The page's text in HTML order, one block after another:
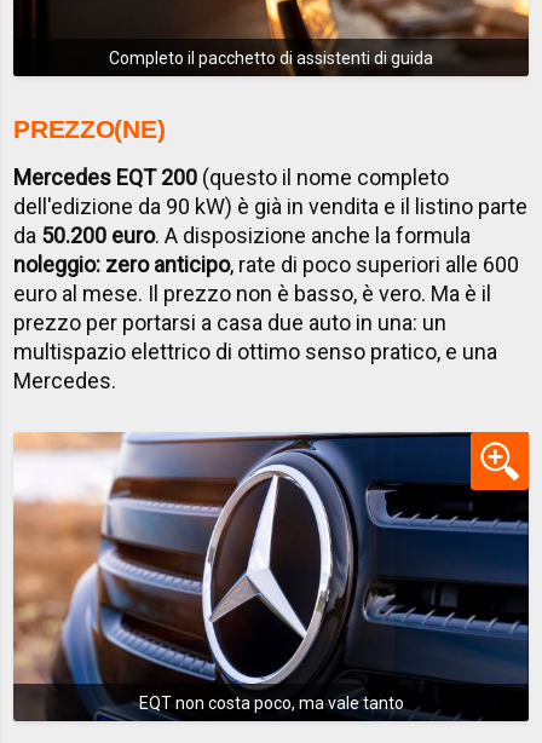
Completo il pacchetto di assistenti di guida
PREZZO(NE)
Mercedes EQT 200 (questo il nome completo
dell'edizione da 90 kW) è già in vendita e il listino parte
da 50.200 euro. A disposizione anche la formula
noleggio: zero anticipo, rate di poco superiori alle 600
euro al mese. Il prezzo non è basso, è vero. Ma è il
prezzo per portarsi a casa due auto in una: un
multispazio elettrico di ottimo senso pratico, e una
Mercedes.
EQT non costa poco, ma vale tanto